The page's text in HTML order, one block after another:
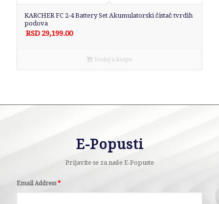
KARCHER FC 2-4 Battery Set Akumulatorski čistač tvrdih
podova
RSD 29,199.00
Dodaj u korpu
E-Popusti
Prijavite se za naše E-Popuste
Email Address*